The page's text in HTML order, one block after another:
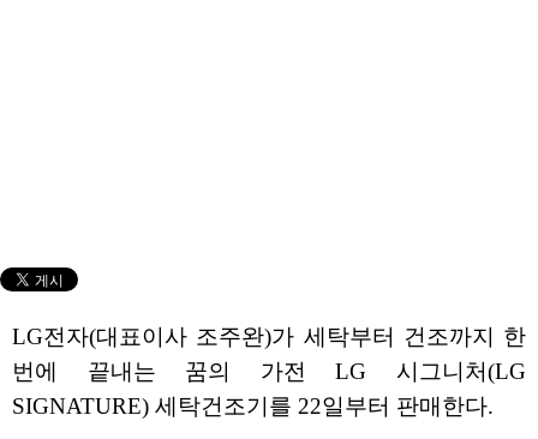
LG전자(대표이사 조주완)가 세탁부터 건조까지 한
번에 끝내는 꿈의 가전 LG 시그니처(LG
SIGNATURE) 세탁건조기를 22일부터 판매한다.